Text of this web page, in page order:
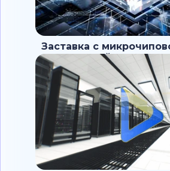
Заставка с
технологией